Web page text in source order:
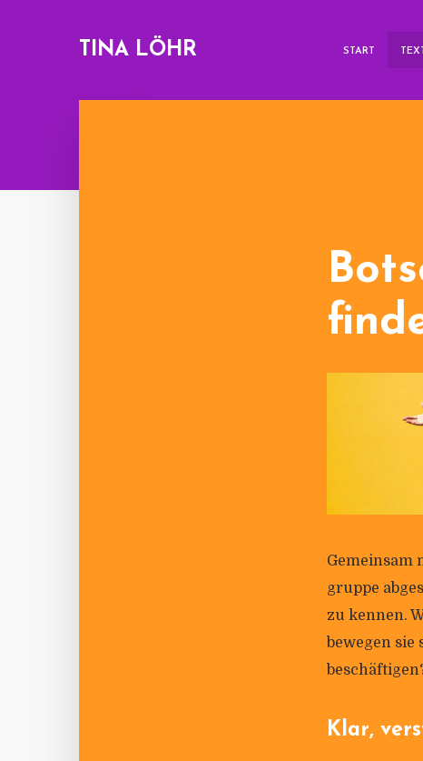
TINA LÖHR START
Gemeinsam
gruppe
zu kennen.
bewegen sie
Klar,